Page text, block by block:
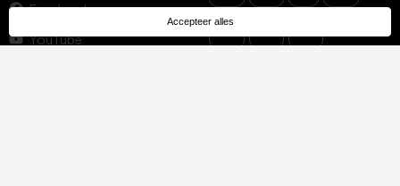
Accepteer alles
Facebook
YouTube